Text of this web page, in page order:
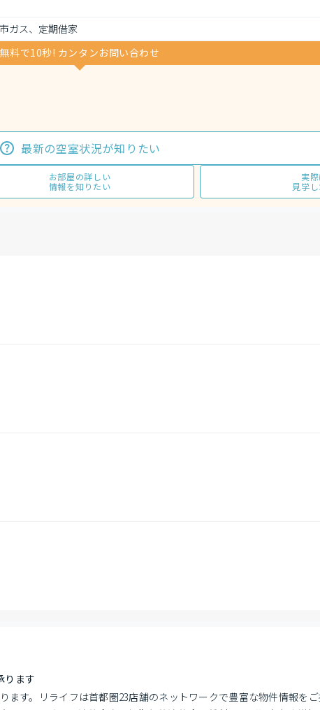
ガス、定期借家
無料で10秒! カンタンお問い合わせ
最新の空室状況が知りたい
お部屋の詳しい
情報を知りたい
実際
見学
ります
す。リライフは首都圏23店舗のネットワークで豊富な物件情報を